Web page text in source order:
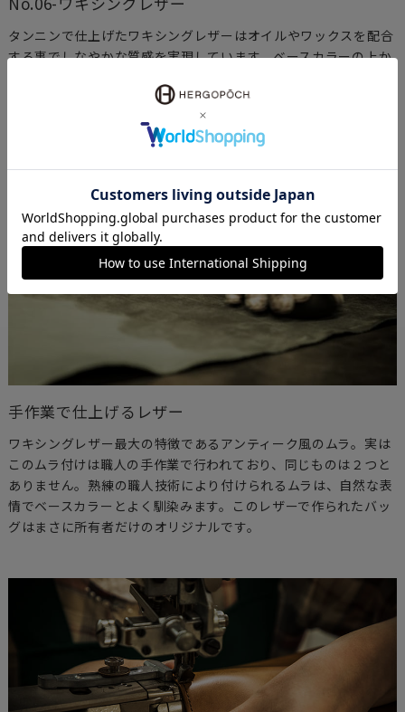
タンニンで仕上げたワキシングレザーはオイルやワックスを配合
する事でしなやかな質感を実現しています。ベースカラーの上か
のムラを付けています。使うほどにワックスが馴染みレザーにツ
ヤが出てくることでより美しい表情が出てきます。エルゴポック
を代表するオリジナル素材です。
手作業で仕上げるレザー
ワキシングレザー最大の特徴であるアンティーク風のムラ。実は
このムラ付けは職人の手作業で行われており、同じものは２つと
ありません。熟練の職人技術により付けられるムラは、自然な表
情でベースカラーとよく馴染みます。このレザーで作られたバッ
グはまさに所有者だけのオリジナルです。